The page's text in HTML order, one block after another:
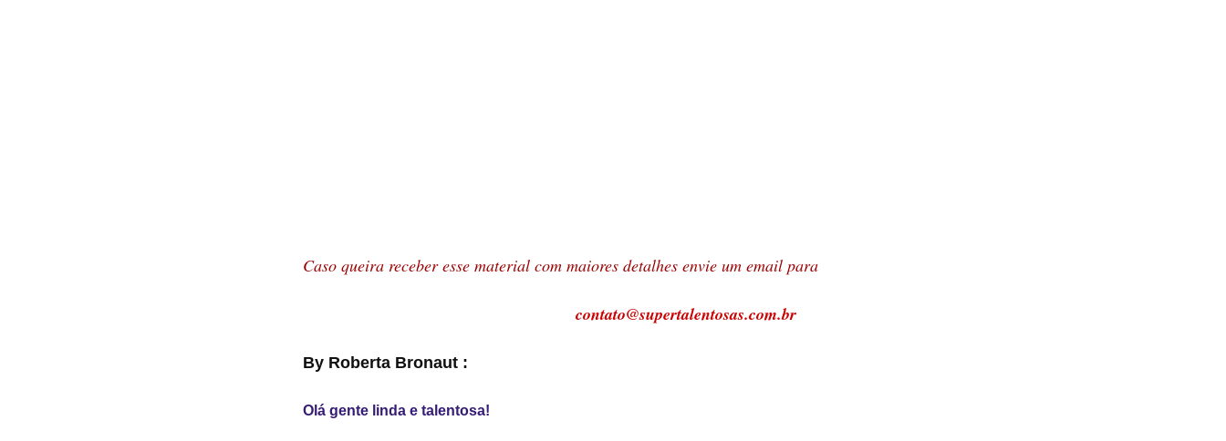
Caso queira receber esse material com maiores detalhes envie um email para
contato@supertalentosas.com.br
By Roberta Bronaut :
Olá gente linda e talentosa!